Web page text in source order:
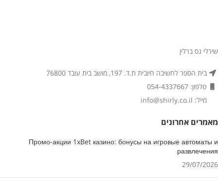
שירלי נס ברלין
בית הספר לחשיבה חיובית ת.ד. 197, מושב בית עובד 76800
טלפון: 054-4337667
מייל: info@shirly.co.il
מאמרים אחרונים
Промо-акции 1xBet казино: бонусы на игровые автоматы и
развлечения
29/07/2026